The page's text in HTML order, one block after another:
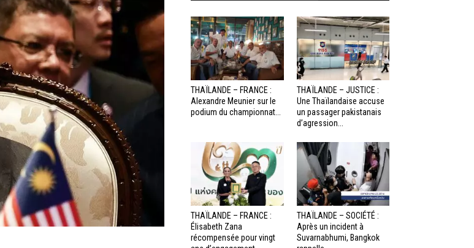
THAÏLANDE – FRANCE :
Alexandre Meunier sur le
podium du championnat...
THAÏLANDE – JUSTICE :
Une Thaïlandaise accuse
un passager pakistanais
d’agression...
THAÏLANDE – FRANCE :
Élisabeth Zana
récompensée pour vingt
THAÏLANDE – SOCIÉTÉ :
Après un incident à
Suvarnabhumi, Bangkok